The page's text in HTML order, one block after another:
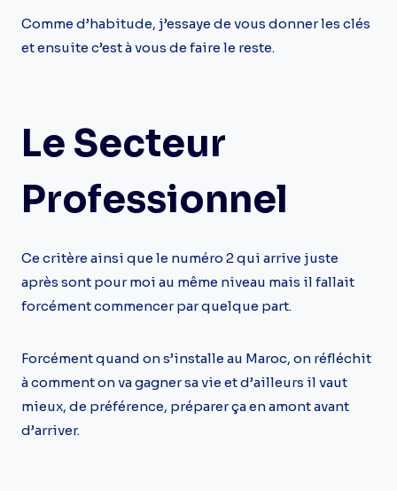
Comme d’habitude, j’essaye de vous donner les clés
et ensuite c’est à vous de faire le reste.
Le Secteur
Professionnel
Ce critère ainsi que le numéro 2 qui arrive juste
après sont pour moi au même niveau mais il fallait
forcément commencer par quelque part.
Forcément quand on s’installe au Maroc, on réfléchit
à comment on va gagner sa vie et d’ailleurs il vaut
mieux, de préférence, préparer ça en amont avant
d’arriver.